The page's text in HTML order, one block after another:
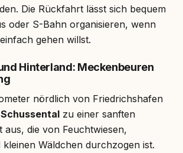
Die Rückfahrt lässt sich bequem
oder S-Bahn organisieren, wenn
gehen willst.
Hinterland: Meckenbeuren
nördlich von Friedrichshafen
Schussental zu einer sanften
aus, die von Feuchtwiesen,
kleinen Wäldchen durchzogen ist.